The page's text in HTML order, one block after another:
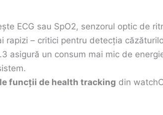
ECG sau SpO2, senzorul optic de
rapizi – critici pentru detecția
asigură un consum mai mic de
funcții de health tracking din